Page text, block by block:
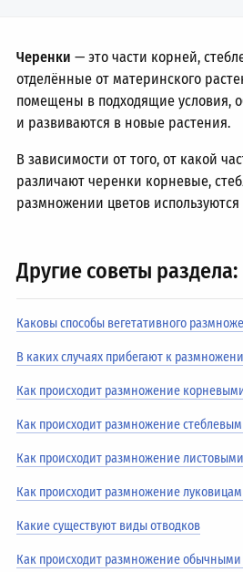
Черенки — это части корней,
отделённые от материнского
помещены в подходящие условия,
и развиваются в новые растения.
В зависимости от того, от какой
различают черенки корневые,
размножении цветов
Другие советы раздела:
Каковы способы вегетативного
В каких случаях прибегают к
Как происходит размножение
Как происходит размножение
Как происходит размножение
Как происходит размножение
Какие существуют виды отводков
Как происходит размножение обычными